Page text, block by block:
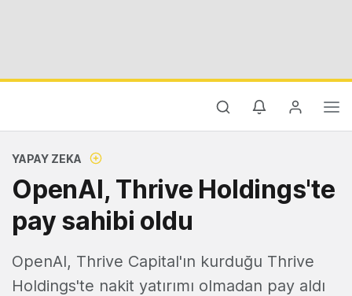
YAPAY ZEKA
OpenAI, Thrive Holdings'te
pay sahibi oldu
OpenAI, Thrive Capital'ın kurduğu Thrive
Holdings'te nakit yatırımı olmadan pay aldı